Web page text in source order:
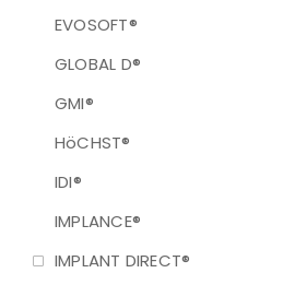
EVOSOFT®
GLOBAL D®
GMI®
HöCHST®
IDI®
IMPLANCE®
IMPLANT DIRECT®